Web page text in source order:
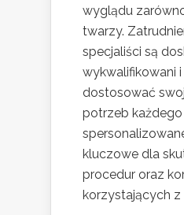
wyglądu
twarzy.
specjaliści są
wykwalifikowani
dostosować
potrzeb każdego
kluczowe dla
procedur oraz
korzystających z